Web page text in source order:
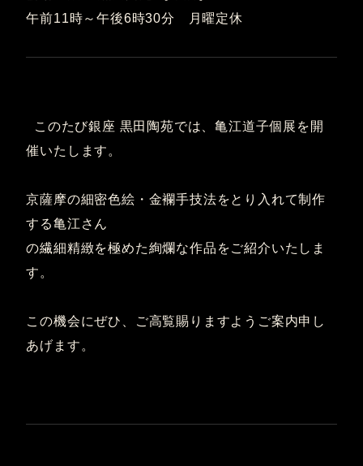
午前11時～午後6時30分 月曜定休
このたび銀座 黒田陶苑では、亀江道子個展を開
催いたします。
京薩摩の細密色絵・金襴手技法をとり入れて制作
する亀江さん
の繊細精緻を極めた絢爛な作品をご紹介いたしま
す。
この機会にぜひ、ご高覧賜りますようご案内申し
あげます。